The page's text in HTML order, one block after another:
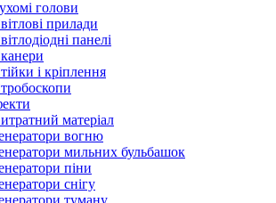
голови
прилади
панелі
і кріплення
матеріал
вогню
мильних бульбашок
піни
снігу
туману